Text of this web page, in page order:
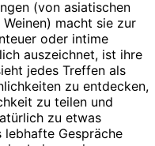
(von asiatischen
macht sie zur
oder intime
auszeichnet, ist ihre
jedes Treffen als
zu entdecken,
zu teilen und
zu etwas
lebhafte Gespräche